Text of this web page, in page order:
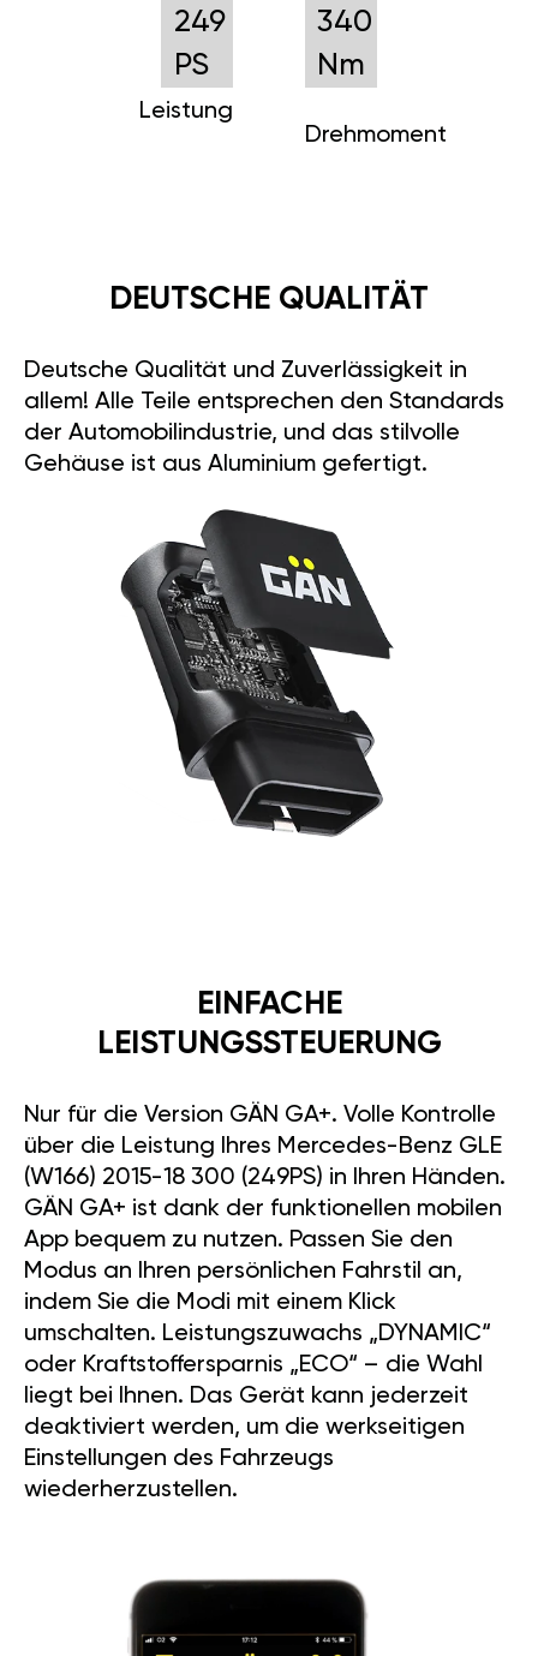
249
PS
Leistung
340
Nm
Drehmoment
DEUTSCHE QUALITÄT
Deutsche Qualität und Zuverlässigkeit in
allem! Alle Teile entsprechen den Standards
der Automobilindustrie, und das stilvolle
Gehäuse ist aus Aluminium gefertigt.
EINFACHE
LEISTUNGSSTEUERUNG
Nur für die Version GÄN GA+. Volle Kontrolle
über die Leistung Ihres Mercedes-Benz GLE
(W166) 2015-18 300 (249PS) in Ihren Händen.
GÄN GA+ ist dank der funktionellen mobilen
App bequem zu nutzen. Passen Sie den
Modus an Ihren persönlichen Fahrstil an,
indem Sie die Modi mit einem Klick
umschalten. Leistungszuwachs „DYNAMIC“
oder Kraftstoffersparnis „ECO“ – die Wahl
liegt bei Ihnen. Das Gerät kann jederzeit
deaktiviert werden, um die werkseitigen
Einstellungen des Fahrzeugs
wiederherzustellen.